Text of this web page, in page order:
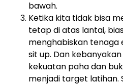
bawah.
Ketika kita tidak bisa
tetap di atas lantai,
menghabiskan tenaga
sit up. Dan
kekuatan paha dan
menjadi target latihan.